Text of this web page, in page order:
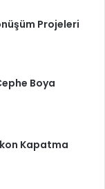
Projeleri
Boya
Kapatma